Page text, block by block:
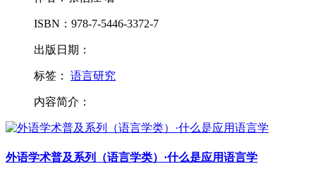
ISBN：978-7-5446-3372-7
出版日期：
标签： 语言研究
内容简介：
外语学术普及系列（语言学类）·什么是应用语言学